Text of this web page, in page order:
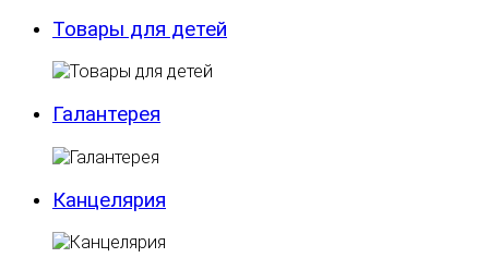
Товары для детей
Галантерея
Канцелярия